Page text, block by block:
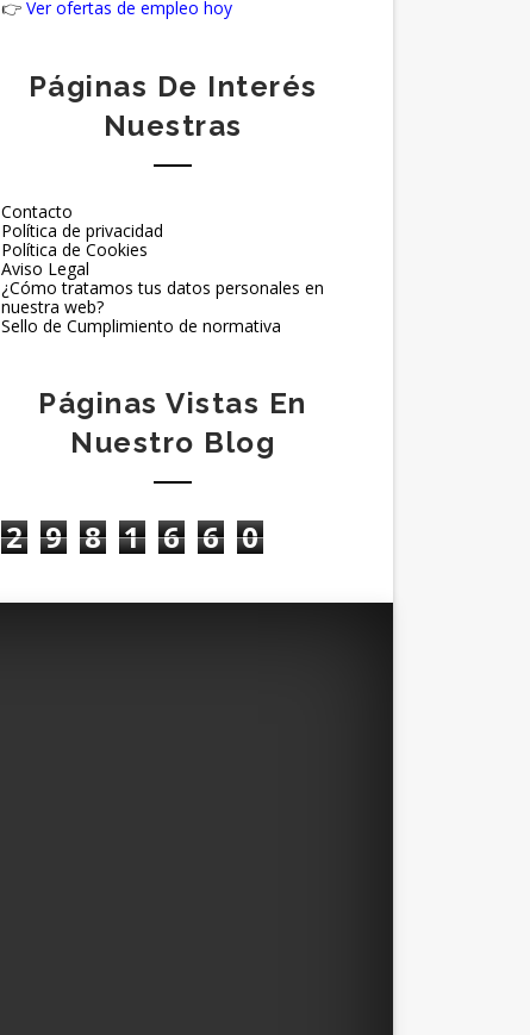
👉 Ver ofertas de empleo hoy
Páginas De Interés
Nuestras
Contacto
Política de privacidad
Política de Cookies
Aviso Legal
¿Cómo tratamos tus datos personales en
nuestra web?
Sello de Cumplimiento de normativa
Páginas Vistas En
Nuestro Blog
2 9 8 1 6 6 0